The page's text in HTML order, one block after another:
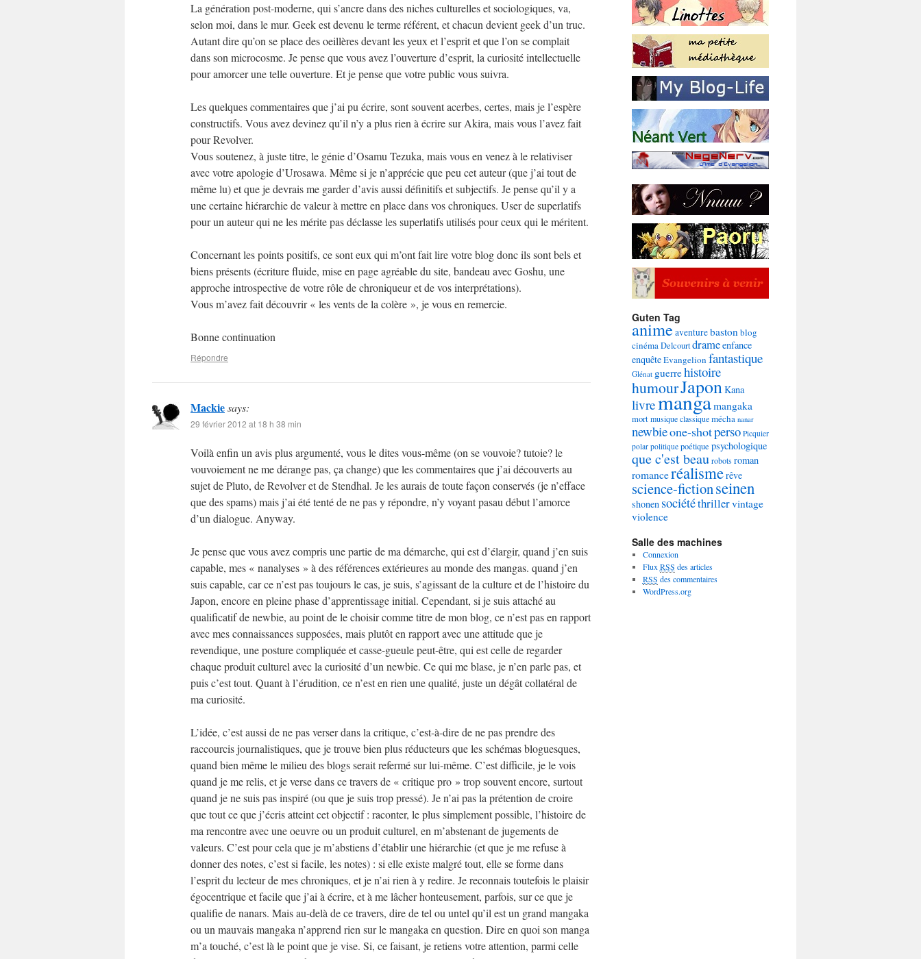
La génération post-moderne, qui s’ancre dans des niches culturelles et sociologiques, va,
selon moi, dans le mur. Geek est devenu le terme référent, et chacun devient geek d’un truc.
Autant dire qu’on se place des oeillères devant les yeux et l’esprit et que l’on se complait
dans son microcosme. Je pense que vous avez l’ouverture d’esprit, la curiosité intellectuelle
pour amorcer une telle ouverture. Et je pense que votre public vous suivra.
Les quelques commentaires que j’ai pu écrire, sont souvent acerbes, certes, mais je l’espère
constructifs. Vous avez devinez qu’il n’y a plus rien à écrire sur Akira, mais vous l’avez fait
pour Revolver.
Vous soutenez, à juste titre, le génie d’Osamu Tezuka, mais vous en venez à le relativiser
avec votre apologie d’Urosawa. Même si je n’apprécie que peu cet auteur (que j’ai tout de
même lu) et que je devrais me garder d’avis aussi définitifs et subjectifs. Je pense qu’il y a
une certaine hiérarchie de valeur à mettre en place dans vos chroniques. User de superlatifs
pour un auteur qui ne les mérite pas déclasse les superlatifs utilisés pour ceux qui le méritent.
Concernant les points positifs, ce sont eux qui m’ont fait lire votre blog donc ils sont bels et
biens présents (écriture fluide, mise en page agréable du site, bandeau avec Goshu, une
approche introspective de votre rôle de chroniqueur et de vos interprétations).
Vous m’avez fait découvrir « les vents de la colère », je vous en remercie.
Bonne continuation
Répondre
Mackiesays:
29 février 2012 at 18 h 38 min
Voilà enfin un avis plus argumenté, vous le dites vous-même (on se vouvoie? tutoie? le
vouvoiement ne me dérange pas, ça change) que les commentaires que j’ai découverts au
sujet de Pluto, de Revolver et de Stendhal. Je les aurais de toute façon conservés (je n’efface
que des spams) mais j’ai été tenté de ne pas y répondre, n’y voyant pasau début l’amorce
d’un dialogue. Anyway.
Je pense que vous avez compris une partie de ma démarche, qui est d’élargir, quand j’en suis
capable, mes « nanalyses » à des références extérieures au monde des mangas. quand j’en
suis capable, car ce n’est pas toujours le cas, je suis, s’agissant de la culture et de l’histoire du
Japon, encore en pleine phase d’apprentissage initial. Cependant, si je suis attaché au
qualificatif de newbie, au point de le choisir comme titre de mon blog, ce n’est pas en rapport
avec mes connaissances supposées, mais plutôt en rapport avec une attitude que je
revendique, une posture compliquée et casse-gueule peut-être, qui est celle de regarder
chaque produit culturel avec la curiosité d’un newbie. Ce qui me blase, je n’en parle pas, et
puis c’est tout. Quant à l’érudition, ce n’est en rien une qualité, juste un dégât collatéral de
ma curiosité.
L’idée, c’est aussi de ne pas verser dans la critique, c’est-à-dire de ne pas prendre des
raccourcis journalistiques, que je trouve bien plus réducteurs que les schémas bloguesques,
quand bien même le milieu des blogs serait refermé sur lui-même. C’est difficile, je le vois
quand je me relis, et je verse dans ce travers de « critique pro » trop souvent encore, surtout
quand je ne suis pas inspiré (ou que je suis trop pressé). Je n’ai pas la prétention de croire
que tout ce que j’écris atteint cet objectif : raconter, le plus simplement possible, l’histoire de
ma rencontre avec une oeuvre ou un produit culturel, en m’abstenant de jugements de
valeurs. C’est pour cela que je m’abstiens d’établir une hiérarchie (et que je me refuse à
donner des notes, c’est si facile, les notes) : si elle existe malgré tout, elle se forme dans
l’esprit du lecteur de mes chroniques, et je n’ai rien à y redire. Je reconnais toutefois le plaisir
égocentrique et facile que j’ai à écrire, et à me lâcher honteusement, parfois, sur ce que je
qualifie de nanars. Mais au-delà de ce travers, dire de tel ou untel qu’il est un grand mangaka
ou un mauvais mangaka n’apprend rien sur le mangaka en question. Dire en quoi son manga
m’a touché, c’est là le point que je vise. Si, ce faisant, je retiens votre attention, parmi celle
Guten Tag
animeaventurebaston blog
cinémaDelcourtdrameenfance
enquêteEvangelion fantastique
Glénat guerrehistoire
humourJapon Kana
livremangamangaka
mortmusique classiquemécha nanar
newbieone-shotperso Picquier
polar politique poétique psychologique
que c'est beaurobotsroman
romanceréalismerêve
science-fictionseinen
shonen sociététhrillervintage
violence
Salle des machines
Connexion
Flux RSS des articles
RSS des commentaires
WordPress.org